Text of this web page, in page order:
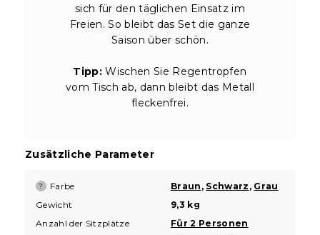
sich für den täglichen Einsatz im
Freien. So bleibt das Set die ganze
Saison über schön.
Tipp: Wischen Sie Regentropfen
vom Tisch ab, dann bleibt das Metall
fleckenfrei.
Zusätzliche Parameter
? Farbe Braun , Schwarz , Grau
Gewicht
9,3 kg
Anzahl der Sitzplätze
Für 2 Personen